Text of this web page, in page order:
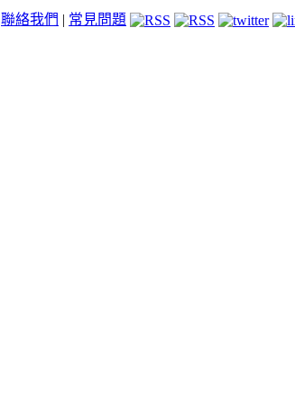
聯絡我們 | 常見問題